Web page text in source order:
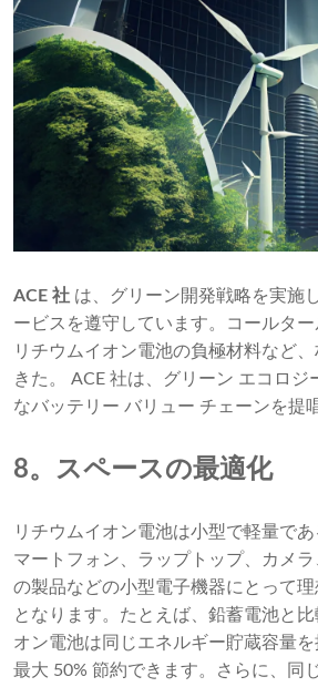
ACE 社 は、グリーン開発戦略を実施
ービスを遵守しています。コールター
リチウムイオン電池の負極材料など
きた。 ACE 社は、グリーン エコロジ
なバッテリー バリュー チェーンを提
8。 スペースの最適化
リチウムイオン電池は小型で軽量で
マートフォン、ラップトップ、カメ
の製品などの小型電子機器にとって
となります。たとえば、鉛蓄電池と
オン電池は同じエネルギー貯蔵容量
最大 50% 節約できます。さらに、同